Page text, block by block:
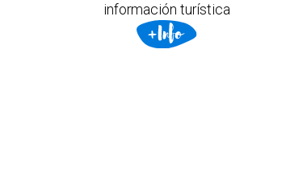
información turística